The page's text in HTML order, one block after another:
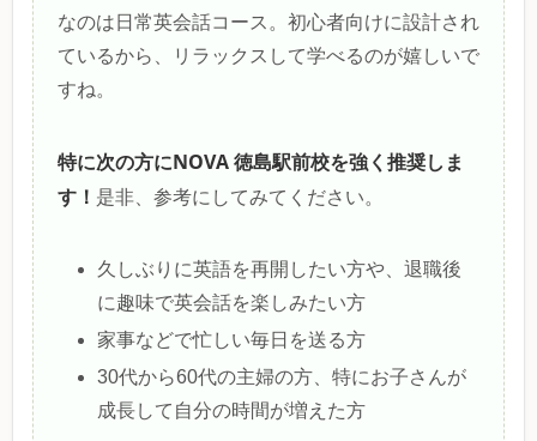
なのは日常英会話コース。初心者向けに設計され
ているから、リラックスして学べるのが嬉しいで
すね。
特に次の方にNOVA 徳島駅前校を強く推奨しま
す！ 是非、参考にしてみてください。
久しぶりに英語を再開したい方や、退職後
に趣味で英会話を楽しみたい方
家事などで忙しい毎日を送る方
30代から60代の主婦の方、特にお子さんが
成長して自分の時間が増えた方